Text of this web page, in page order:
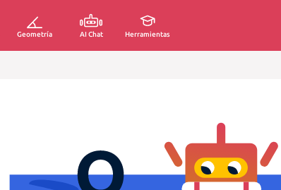
Geometría AI Chat Herramientas